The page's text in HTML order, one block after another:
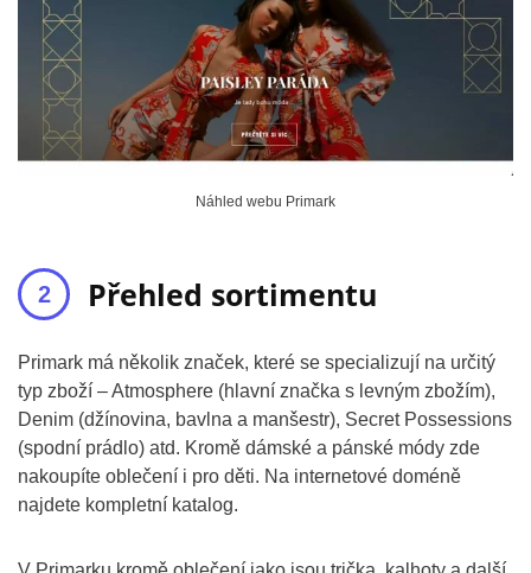
Náhled webu Primark
Přehled sortimentu
Primark má několik značek, které se specializují na určitý
typ zboží – Atmosphere (hlavní značka s levným zbožím),
Denim (džínovina, bavlna a manšestr), Secret Possessions
(spodní prádlo) atd. Kromě dámské a pánské módy zde
nakoupíte oblečení i pro děti. Na internetové doméně
najdete kompletní katalog.